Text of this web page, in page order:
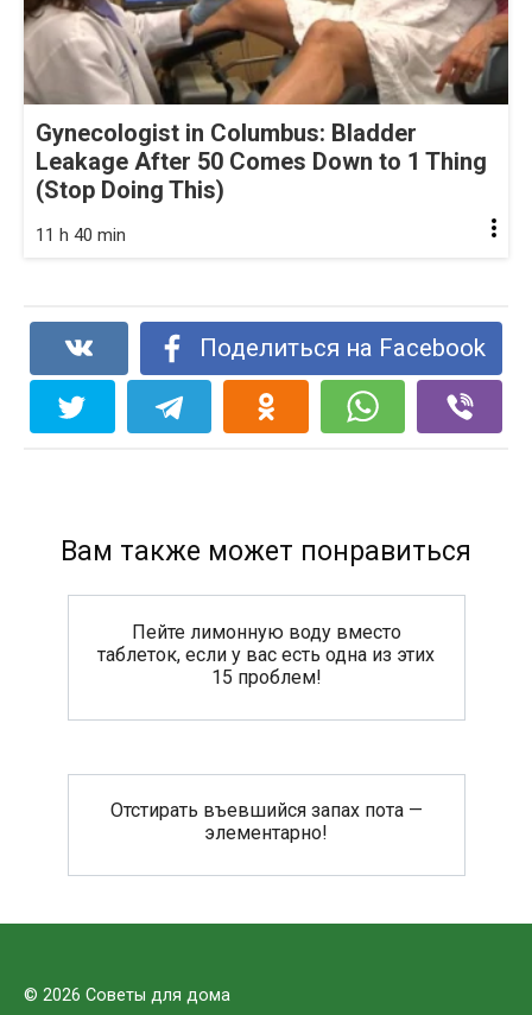
Gynecologist in Columbus: Bladder
Leakage After 50 Comes Down to 1 Thing
(Stop Doing This)
11 h 40 min
Поделиться на Facebook
Вам также может понравиться
Пейте лимонную воду вместо
таблеток, если у вас есть одна из этих
15 проблем!
Отстирать въевшийся запах пота —
элементарно!
© 2026 Советы для дома